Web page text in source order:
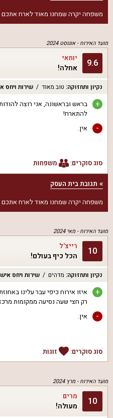
משפחה יקרה שמחנו מאוד לארח אתכם
מועד האירוח -אוגוסט 2024
9.6 יוחאי
אחלה!
נקיון ותחזוקה: טוב מאוד שירות ויחס
+
בראש ובראשונה, אני רוצה
להתארח!
- אין.
סוג סוקרים: משפחות
תגובת בית העסק
משפחה יקרה שמחנו מאוד לארח אתכם
מועד האירוח -מאי 2024
10 רייצ'ל
הכל כיף בעולם!
נקיון ותחזוקה: מדהים שירות ויחס
+
איזו אירוח כיפי עבר עלינו
רק חצי שעה נסיעה ממקומות
- אין.
סוג סוקרים: זוגות
מועד האירוח -מרץ 2024
10 מרים
מעולה!